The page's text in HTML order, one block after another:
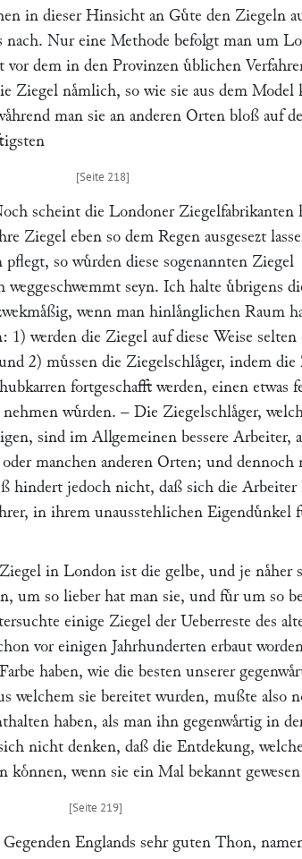
in dieser Hinsicht an Guͤte den Ziegeln
nach. Nur eine Methode befolgt man um
dem in den Provinzen uͤblichen
Ziegel naͤmlich, so wie sie aus dem Model
man sie an anderen Orten bloß auf
scheint die Londoner Ziegelfabrikanten
Ziegel eben so dem Regen ausgesezt
so wuͤrden diese sogenannten Ziegel
seyn. Ich halte uͤbrigens
wenn man hinlaͤnglichen Raum
1) werden die Ziegel auf diese Weise selten
2) muͤssen die Ziegelschlaͤger, indem die
fortgeschafft werden, einen etwas
wuͤrden. – Die Ziegelschlaͤger,
sind im Allgemeinen bessere Arbeiter,
manchen anderen Orten; und dennoch
hindert jedoch nicht, daß sich die Arbeiter
in ihrem unausstehlichen Eigenduͤnkel
in London ist die gelbe, und je naͤher
um so lieber hat man sie, und fuͤr um so
einige Ziegel der Ueberreste des
vor einigen Jahrhunderten erbaut
haben, wie die besten unserer
welchem sie bereitet wurden, mußte also
haben, als man ihn gegenwaͤrtig in
nicht denken, daß die Entdekung, welche
koͤnnen, wenn sie ein Mal bekannt gewesen
Englands sehr guten Thon,